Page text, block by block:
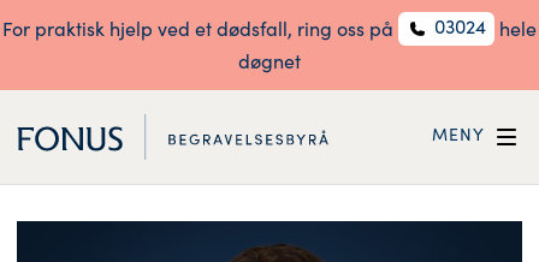
For praktisk hjelp ved et dødsfall, ring oss på 03024
hele
døgnet
MENY